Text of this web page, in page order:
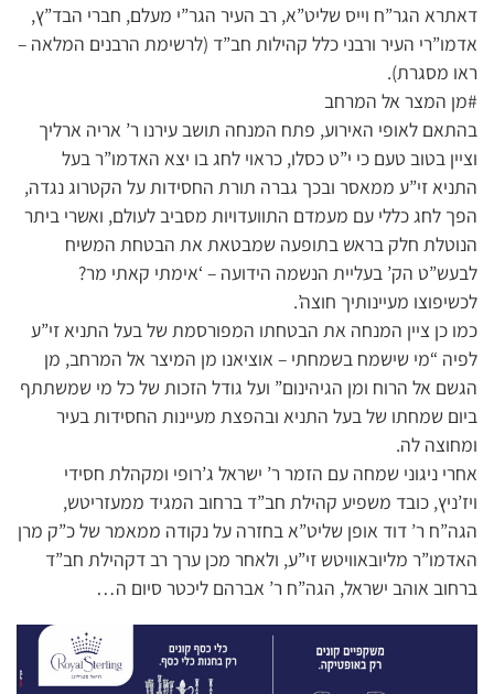
דאתרא הגר”ח וייס שליט”א, רב העיר הגר”י מעלם, חברי הבד”ץ,
אדמו”רי העיר ורבני כלל קהילות חב”ד (לרשימת הרבנים המלאה –
ראו מסגרת).
#מן המצר אל המרחב
בהתאם לאופי האירוע, פתח המנחה תושב עירנו ר’ אריה ארליך
וציין בטוב טעם כי י”ט כסלו, כראוי לחג בו יצא האדמו”ר בעל
התניא זי”ע ממאסר ובכך גברה תורת החסידות על הקטרוג נגדה,
הפך לחג כללי עם מעמדם התוועדויות מסביב לעולם, ואשרי ביתר
הנוטלת חלק בראש בתופעה שמבטאת את הבטחת המשיח
לבעש”ט הק’ בעליית הנשמה הידועה – ‘אימתי קאתי מר?
לכשיפוצו מעיינותיך חוצה’.
כמו כן ציין המנחה את הבטחתו המפורסמת של בעל התניא זי”ע
לפיה “מי שישמח בשמחתי – אוציאנו מן המיצר אל המרחב, מן
הגשם אל הרוח ומן הגיהינום” ועל גודל הזכות של כל מי שמשתתף
ביום שמחתו של בעל התניא ובהפצת מעיינות החסידות בעיר
ומחוצה לה.
אחרי ניגוני שמחה עם הזמר ר’ ישראל ג’רופי ומקהלת חסידי
ויז’ניץ, כובד משפיע קהילת חב”ד ברחוב המגיד ממעזריטש,
הגה”ח ר’ דוד אופן שליט”א בחזרה על נקודה ממאמר של כ”ק מרן
האדמו”ר מליובאוויטש זי”ע, ולאחר מכן ערך רב דקהילת חב”ד
ברחוב אוהב ישראל, הגה”ח ר’ אברהם ליכטר סיום ה…